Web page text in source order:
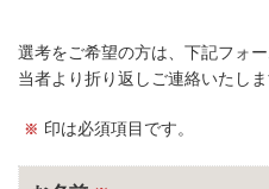
選考をご希望の方は、下記フォ
当者より折り返しご連絡いたしま
※ 印は必須項目です。